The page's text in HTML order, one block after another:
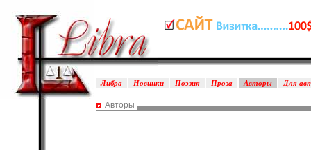
Либра Новинки Поэзия Проза Авторы Для
Авторы